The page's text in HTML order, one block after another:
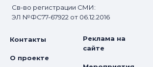
Св-во регистрации СМИ:
ЭЛ №ФС77-67922 от 06.12.2016
Контакты
О проекте
Реклама на
сайте